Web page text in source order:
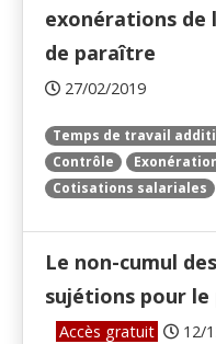
exonérations
de paraître
27/02/2019
Temps de travail
Contrôle
Cotisations salariales
Le non-cumul
sujétions pour
Accès gratuit 12/